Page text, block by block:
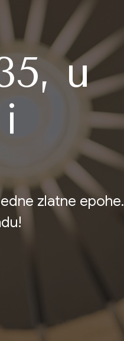
u
zlatne epohe.